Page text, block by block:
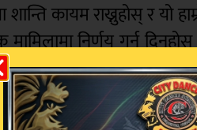
कायम राख्नुहोस् र यो
निर्णय गर्न दिनुहोस्
टिप्पणी गर्न सक्दिन।